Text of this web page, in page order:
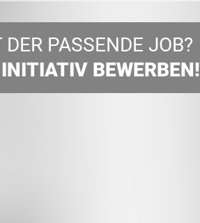
PASSENDE JOB?
BEWERBEN!